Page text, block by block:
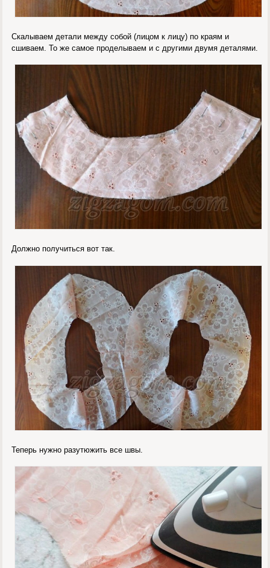
Скалываем детали между собой (лицом к лицу) по краям и
сшиваем. То же самое проделываем и с другими двумя деталями.
Должно получиться вот так.
Теперь нужно разутюжить все швы.